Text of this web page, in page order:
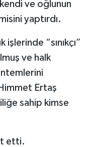
ve oğlunun
yaptırdı.
işlerinde “sınıkçı”
ve halk
Ertaş
sahip kimse
etti.